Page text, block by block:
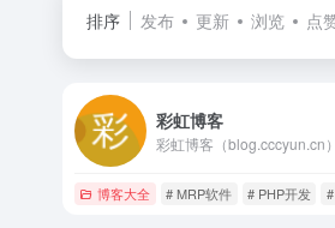
排序 发布 更新 浏览 点
彩虹博客
博客大全 # MRP软件 # PHP开发